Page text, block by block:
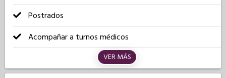
Postrados
Acompañar a turnos médicos
VER MÁS